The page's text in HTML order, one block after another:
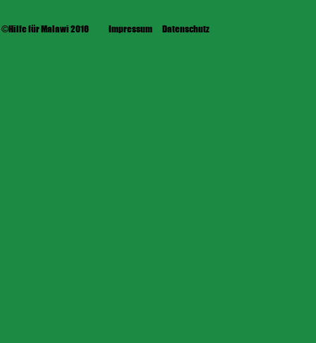
©Hilfe für Malawi 2016 Impressum Datenschutz